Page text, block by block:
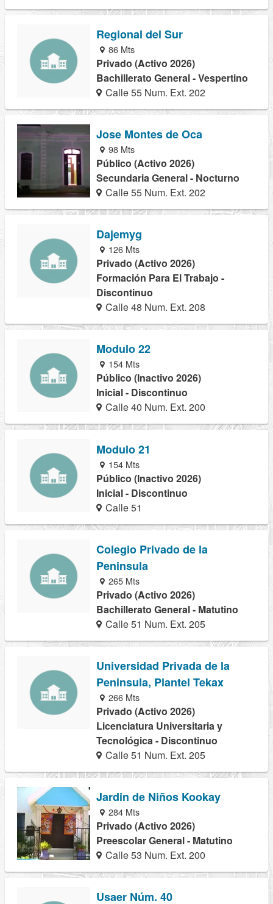
Regional del Sur
86 Mts
Privado (Activo 2026)
Bachillerato General - Vespertino
Calle 55 Num. Ext. 202
Jose Montes de Oca
98 Mts
Público (Activo 2026)
Secundaria General - Nocturno
Calle 55 Num. Ext. 202
Dajemyg
126 Mts
Privado (Activo 2026)
Formación Para El Trabajo -
Discontinuo
Calle 48 Num. Ext. 208
Modulo 22
154 Mts
Público (Inactivo 2026)
Inicial - Discontinuo
Calle 40 Num. Ext. 200
Modulo 21
154 Mts
Público (Inactivo 2026)
Inicial - Discontinuo
Calle 51
Colegio Privado de la
Peninsula
265 Mts
Privado (Activo 2026)
Bachillerato General - Matutino
Calle 51 Num. Ext. 205
Universidad Privada de la
Peninsula, Plantel Tekax
266 Mts
Privado (Activo 2026)
Licenciatura Universitaria y
Tecnológica - Discontinuo
Calle 51 Num. Ext. 205
Jardin de Niños Kookay
284 Mts
Privado (Activo 2026)
Preescolar General - Matutino
Calle 53 Num. Ext. 200
Usaer Núm. 40